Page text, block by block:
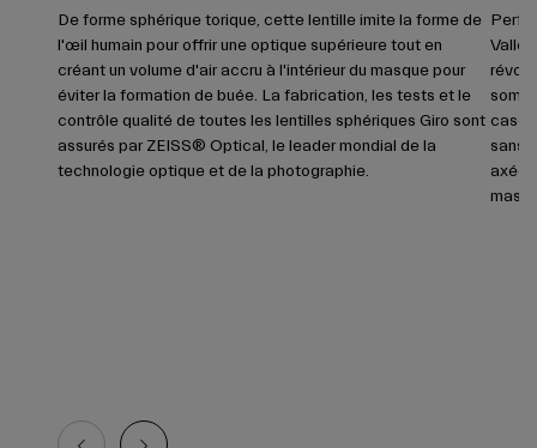
De forme sphérique torique, cette lentille imite la forme de
l'œil humain pour offrir une optique supérieure tout en
créant un volume d'air accru à l'intérieur du masque pour
éviter la formation de buée. La fabrication, les tests et le
contrôle qualité de toutes les lentilles sphériques Giro sont
assurés par ZEISS® Optical, le leader mondial de la
technologie optique et de la photographie.
sans
axée